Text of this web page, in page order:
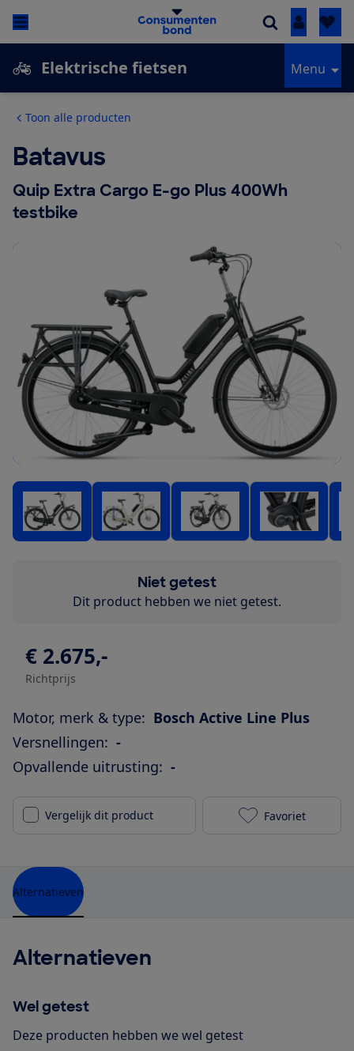
Inloggen
Elektrische fietsen Menu
Toon alle producten
Batavus
Quip Extra Cargo E-go Plus 400Wh
testbike
Niet getest
Dit product hebben we niet getest.
€ 2.675,-
Richtprijs
Motor, merk & type: Bosch Active Line Plus
Versnellingen: -
Opvallende uitrusting: -
Vergelijk dit product Batavus
Favoriet
Alternatieven
Alternatieven
Wel getest
Deze producten hebben we wel getest